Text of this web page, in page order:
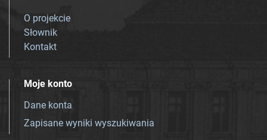
O projekcie
Słownik
Kontakt
Moje konto
Dane konta
Zapisane wyniki wyszukiwania